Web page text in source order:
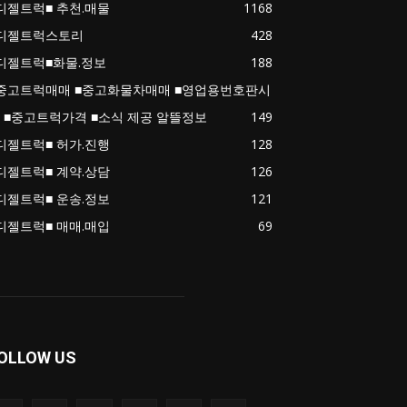
젤트럭■ 추천.매물
1168
젤트럭스토리
428
젤트럭■화물.정보
188
고트럭매매 ■중고화물차매매 ■영업용번호판시
■중고트럭가격 ■소식 제공 알뜰정보
149
젤트럭■ 허가.진행
128
젤트럭■ 계약.상담
126
젤트럭■ 운송.정보
121
젤트럭■ 매매.매입
69
US